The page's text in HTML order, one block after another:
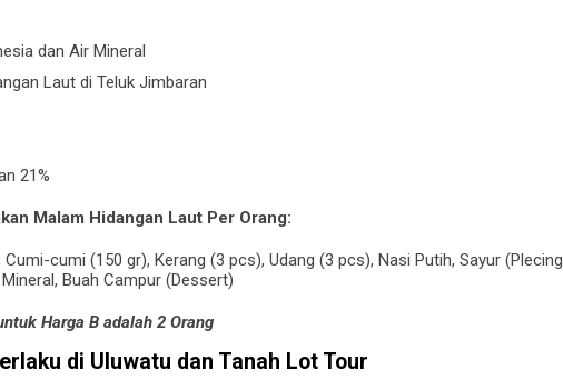
dan Air Mineral
Laut di Teluk Jimbaran
21%
Malam Hidangan Laut Per Orang:
Cumi-cumi (150 gr), Kerang (3 pcs), Udang (3 pcs), Nasi Putih, Sayur (Plecing
Buah Campur (Dessert)
Harga B adalah 2 Orang
di Uluwatu dan Tanah Lot Tour